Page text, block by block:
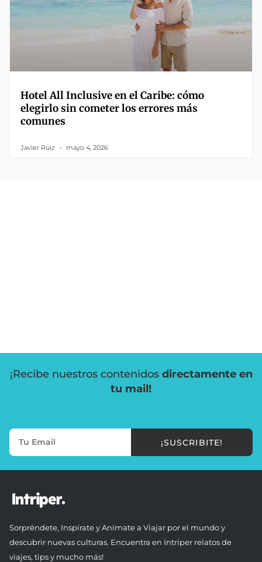
Hotel All Inclusive en el Caribe: cómo
elegirlo sin cometer los errores más
comunes
Javier Ruiz mayo 4, 2026
¡Recibe nuestros contenidos directamente en
tu mail!
¡SUSCRIBITE!
Sorpréndete, Inspírate y Anímate a Viajar por el mundo y
descubrir nuevas culturas. Encuentra en Intriper relatos de
viajes, tips y mucho más!